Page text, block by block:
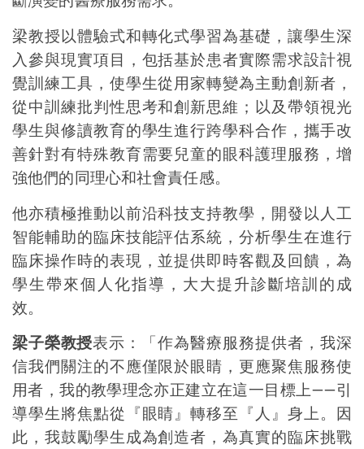
梁教授以體驗式和轉化式學習為基礎，讓學生深
入參與現實項目，包括基於患者實際需求設計視
覺訓練工具，使學生從用家轉變為主動創新者，
從中訓練批判性思考和創新思維；以及帶領視光
學生與修讀教育的學生進行跨學科合作 ，攜手改
善針對有特殊教育需要兒童的眼科護理服務，增
強他們的同理心和社會責任感。
他亦積極推動以前沿科技支持教學，開發以人工
智能輔助的臨床技能評估系統，分析學生在進行
臨床操作時的表現，並提供即時客觀及回饋，為
學生帶來個人化指導，大大提升診斷培訓的成
效。
梁子榮教授表示：「作為醫療服務提供者，我深
信我們關注的不應僅限於眼睛，更應聚焦服務使
用者，我的教學理念亦正建立在這一目標上——引
導學生將焦點從『眼睛』轉移至『人』身上。因
此，我鼓勵學生成為創造者，為真實的臨床挑戰